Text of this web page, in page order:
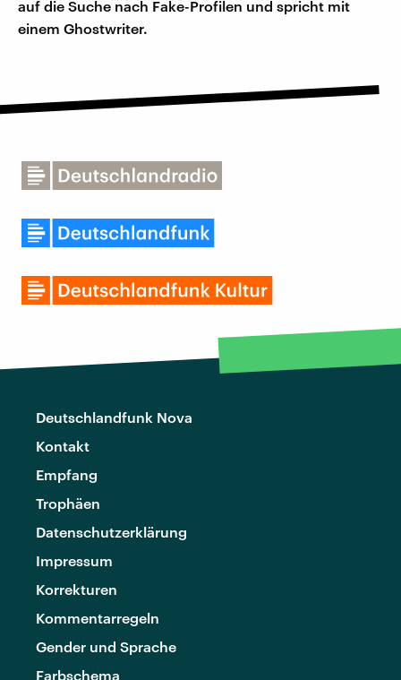
auf die Suche nach Fake-Profilen und spricht mit
einem Ghostwriter.
Deutschlandfunk Nova
Kontakt
Empfang
Trophäen
Datenschutzerklärung
Impressum
Korrekturen
Kommentarregeln
Gender und Sprache
Farbschema